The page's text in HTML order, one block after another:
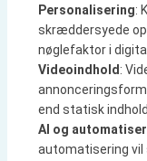
Personalisering:
skræddersyede
nøglefaktor i
Videoindhold :
end statisk indhold.
AI og
automatisering vil